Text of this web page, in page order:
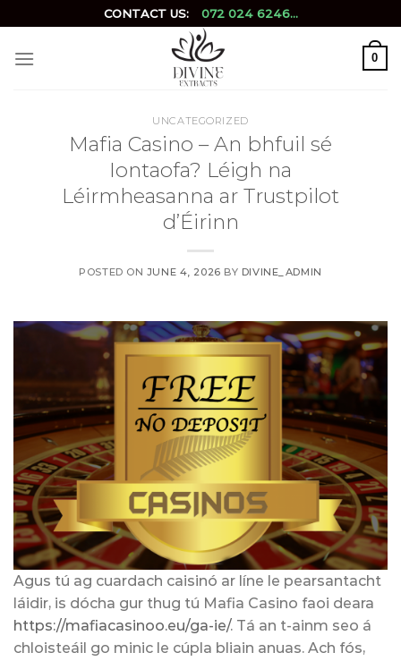
to
content
CONTACT US: 072 024 6246...
0
UNCATEGORIZED
Mafia Casino – An bhfuil sé
Iontaofa? Léigh na
Léirmheasanna ar Trustpilot
d’Éirinn
POSTED ON JUNE 4, 2026 BY DIVINE_ADMIN
Agus tú ag cuardach caisinó ar líne le pearsantacht
láidir, is dócha gur thug tú Mafia Casino faoi deara
https://mafiacasinoo.eu/ga-ie/. Tá an t-ainm seo á
chloisteáil go minic le cúpla bliain anuas. Ach fós,